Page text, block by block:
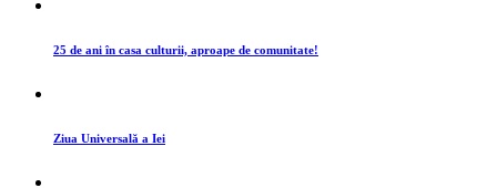
25 de ani în casa culturii, aproape de comunitate!
Ziua Universală a Iei